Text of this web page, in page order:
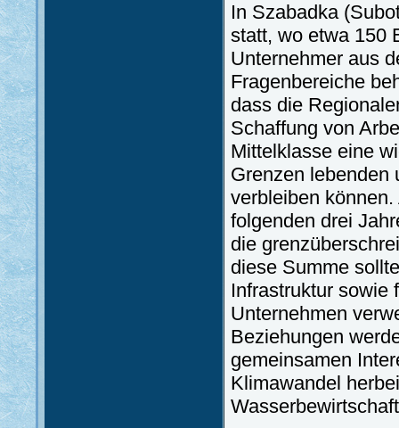
In Szabadka
statt, wo etwa 150
Unternehmer aus
Fragenbereiche
dass die
Schaffung von
Mittelklasse eine
Grenzen lebenden
verbleiben
folgenden drei
die
diese Summe
Infrastruktur sowie
Unternehmen
Beziehungen
gemeinsamen
Klimawandel